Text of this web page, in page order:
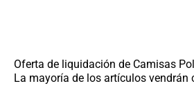
Oferta de liquidación de Camisas
La mayoría de los artículos vendrán